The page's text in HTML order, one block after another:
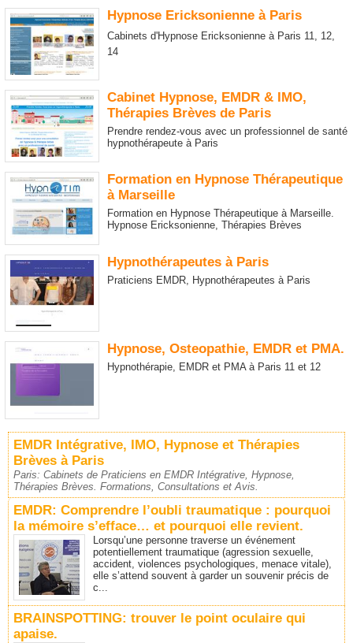
Hypnose Ericksonienne à Paris
Cabinets d'Hypnose Ericksonienne à Paris 11, 12,
14
Cabinet Hypnose, EMDR & IMO,
Thérapies Brèves de Paris
Prendre rendez-vous avec un professionnel de santé
hypnothérapeute à Paris
Formation en Hypnose Thérapeutique
à Marseille
Formation en Hypnose Thérapeutique à Marseille.
Hypnose Ericksonienne, Thérapies Brèves
Hypnothérapeutes à Paris
Praticiens EMDR, Hypnothérapeutes à Paris
Hypnose, Osteopathie, EMDR et PMA.
Hypnothérapie, EMDR et PMA à Paris 11 et 12
EMDR Intégrative, IMO, Hypnose et Thérapies
Brèves à Paris
Paris: Cabinets de Praticiens en EMDR Intégrative, Hypnose,
Thérapies Brèves. Formations, Consultations et Avis.
EMDR: Comprendre l’oubli traumatique : pourquoi
la mémoire s’efface… et pourquoi elle revient.
Lorsqu’une personne traverse un événement
potentiellement traumatique (agression sexuelle,
accident, violences psychologiques, menace vitale),
elle s’attend souvent à garder un souvenir précis de
c...
BRAINSPOTTING: trouver le point oculaire qui
apaise.